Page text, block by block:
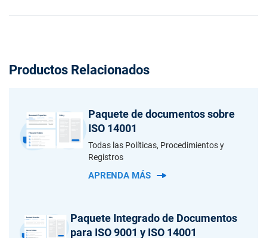
Productos Relacionados
Paquete de documentos sobre
ISO 14001
Todas las Políticas, Procedimientos y
Registros
APRENDA MÁS
Paquete Integrado de Documentos
para ISO 9001 y ISO 14001